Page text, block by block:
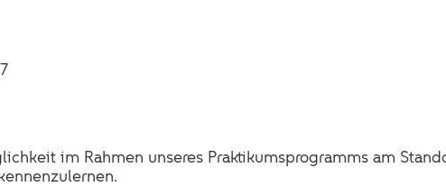
im Rahmen unseres Praktikumsprogramms am